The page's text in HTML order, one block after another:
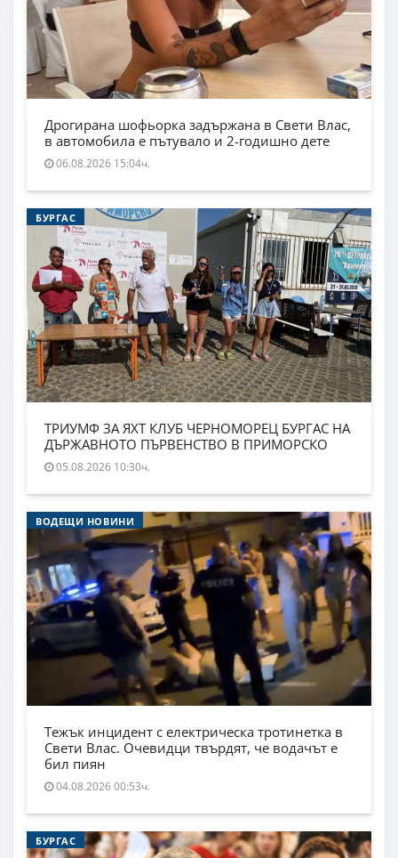
Дрогирана шофьорка задържана в Свети Влас,
в автомобила е пътувало и 2-годишно дете
06.08.2026 15:04ч.
БУРГАС
ТРИУМФ ЗА ЯХТ КЛУБ ЧЕРНОМОРЕЦ БУРГАС НА
ДЪРЖАВНОТО ПЪРВЕНСТВО В ПРИМОРСКО
05.08.2026 10:30ч.
ВОДЕЩИ НОВИНИ
Тежък инцидент с електрическа тротинетка в
Свети Влас. Очевидци твърдят, че водачът е
бил пиян
04.08.2026 00:53ч.
БУРГАС